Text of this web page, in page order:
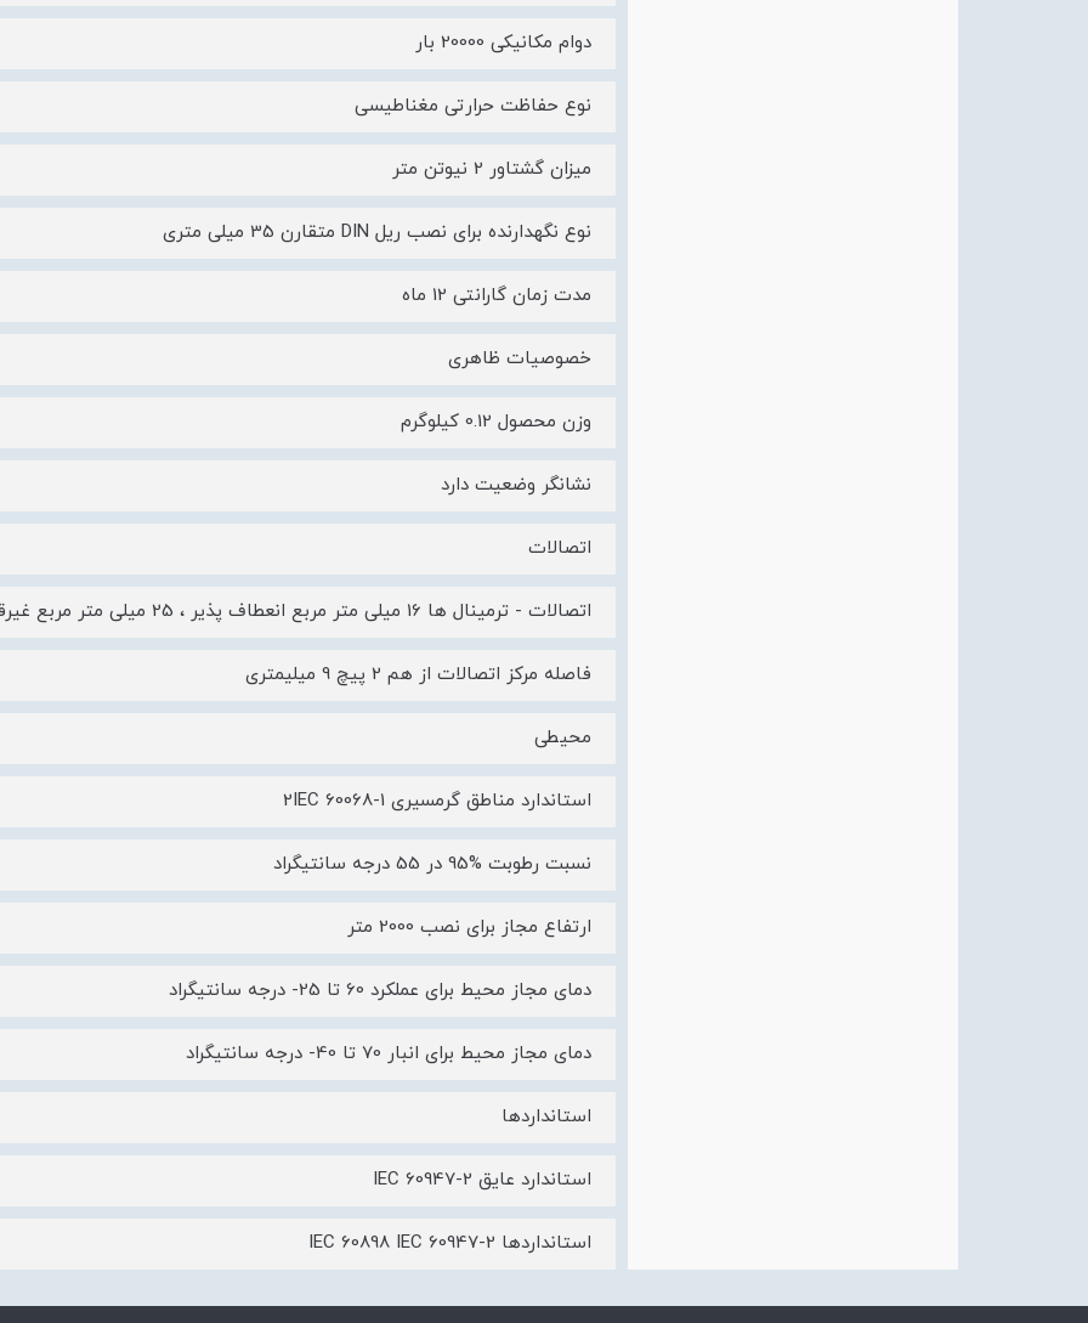
دوام مکانیکی 20000 بار
نوع حفاظت حرارتی مغناطیسی
میزان گشتاور 2 نیوتن متر
نوع نگهدارنده برای نصب ریل DIN متقارن 35 میلی متری
مدت زمان گارانتی 12 ماه
خصوصیات ظاهری
وزن محصول 0.12 کیلوگرم
نشانگر وضعیت دارد
اتصالات
اتصالات - ترمینال ها 16 میلی متر مربع انعطاف پذیر ، 25 میلی متر مربع غیرقابل انعطاف
فاصله مرکز اتصالات از هم 2 پیچ 9 میلیمتری
محیطی
استاندارد مناطق گرمسیری 2IEC 60068-1
نسبت رطوبت %95 در 55 درجه سانتیگراد
ارتفاع مجاز برای نصب 2000 متر
دمای مجاز محیط برای عملکرد 60 تا 25- درجه سانتیگراد
دمای مجاز محیط برای انبار 70 تا 40- درجه سانتیگراد
استانداردها
استاندارد عایق IEC 60947-2
استانداردها IEC 60898 IEC 60947-2